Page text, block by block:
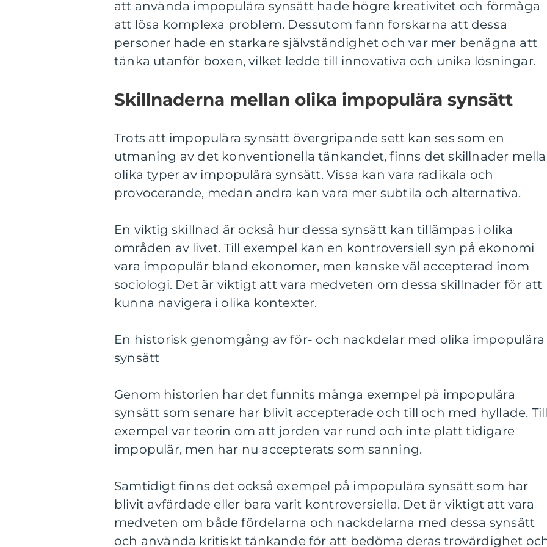
att använda impopulära synsätt hade högre kreativitet och förmåga
att lösa komplexa problem. Dessutom fann forskarna att dessa
personer hade en starkare självständighet och var mer benägna att
tänka utanför boxen, vilket ledde till innovativa och unika lösningar.
Skillnaderna mellan olika impopulära synsätt
Trots att impopulära synsätt övergripande sett kan ses som en
utmaning av det konventionella tänkandet, finns det skillnader
olika typer av impopulära synsätt. Vissa kan vara radikala och
provocerande, medan andra kan vara mer subtila och alternativa.
En viktig skillnad är också hur dessa synsätt kan tillämpas i olika
områden av livet. Till exempel kan en kontroversiell syn på ekonomi
vara impopulär bland ekonomer, men kanske väl accepterad inom
sociologi. Det är viktigt att vara medveten om dessa skillnader för att
kunna navigera i olika kontexter.
En historisk genomgång av för- och nackdelar med olika impopulära
synsätt
Genom historien har det funnits många exempel på impopulära
synsätt som senare har blivit accepterade och till och med hyllade.
exempel var teorin om att jorden var rund och inte platt tidigare
impopulär, men har nu accepterats som sanning.
Samtidigt finns det också exempel på impopulära synsätt som har
blivit avfärdade eller bara varit kontroversiella. Det är viktigt att vara
medveten om både fördelarna och nackdelarna med dessa synsätt
och använda kritiskt tänkande för att bedöma deras trovärdighet